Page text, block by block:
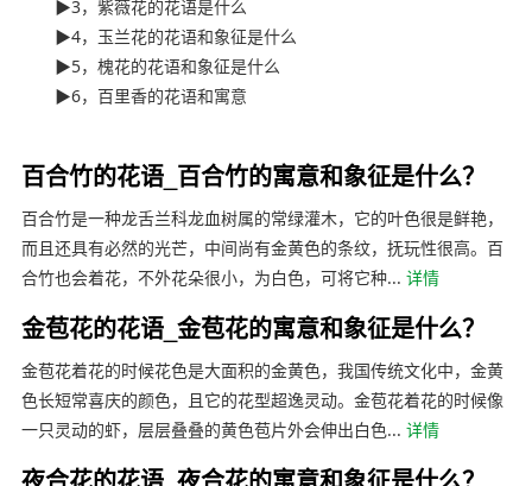
▶3，紫薇花的花语是什么
▶4，玉兰花的花语和象征是什么
▶5，槐花的花语和象征是什么
▶6，百里香的花语和寓意
百合竹的花语_百合竹的寓意和象征是什么？
百合竹是一种龙舌兰科龙血树属的常绿灌木，它的叶色很是鲜艳，
而且还具有必然的光芒，中间尚有金黄色的条纹，抚玩性很高。百
合竹也会着花，不外花朵很小，为白色，可将它种... 详情
金苞花的花语_金苞花的寓意和象征是什么？
金苞花着花的时候花色是大面积的金黄色，我国传统文化中，金黄
色长短常喜庆的颜色，且它的花型超逸灵动。金苞花着花的时候像
一只灵动的虾，层层叠叠的黄色苞片外会伸出白色... 详情